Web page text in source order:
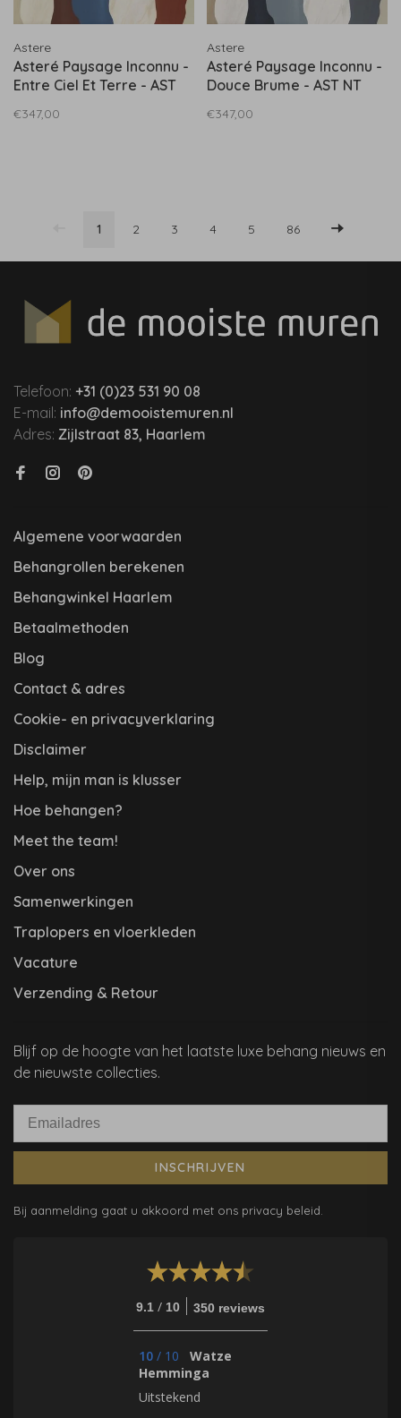
Astere
Asteré Paysage Inconnu -
Entre Ciel Et Terre - AST
€347,00
Astere
Asteré Paysage Inconnu -
Douce Brume - AST NT
€347,00
1 2 3 4 5 86
Telefoon: +31 (0)23 531 90 08
E-mail: info@demooistemuren.nl
Adres: Zijlstraat 83, Haarlem
Algemene voorwaarden
Behangrollen berekenen
Behangwinkel Haarlem
Betaalmethoden
Blog
Contact & adres
Cookie- en privacyverklaring
Disclaimer
Help, mijn man is klusser
Hoe behangen?
Meet the team!
Over ons
Samenwerkingen
Traplopers en vloerkleden
Vacature
Verzending & Retour
Blijf op de hoogte van het laatste luxe behang nieuws en
de nieuwste collecties.
INSCHRIJVEN
Bij aanmelding gaat u akkoord met ons privacy beleid.
9.1 / 10 350 reviews
10 / 10
Watze
Hemminga
Uitstekend